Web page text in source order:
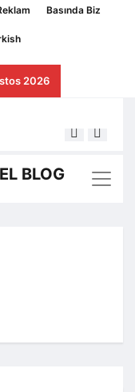
Basında Biz
2026